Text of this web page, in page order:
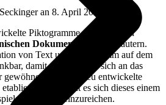
an 8. April 2022
Piktogramme mit textlichen
Dokumentation
zu erläutern.
von Text und Piktogramm auf dem
damit die Benutzer sich an das
gewöhnen. Um das neu entwickelte
empfiehlt es sich dieses einem
DIN einzureichen.